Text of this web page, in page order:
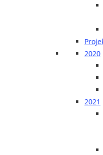
2020
2021